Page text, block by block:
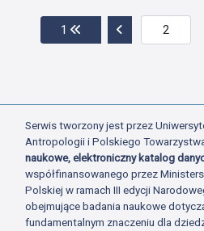
1 Przejdź do pierwszej
Przejdź do
Serwis tworzony jest przez
Antropologii i Polskiego
naukowe, elektroniczny katalog
współfinansowanego przez
Polskiej w ramach III edycji
obejmujące badania naukowe
fundamentalnym znaczeniu dla